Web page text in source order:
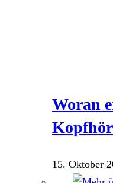
Woran
15. Oktober